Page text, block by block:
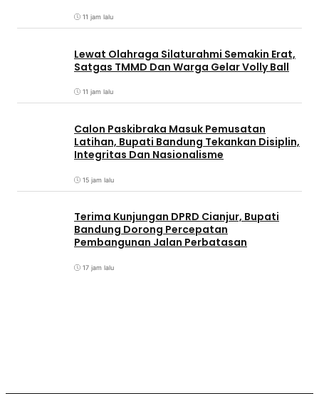
11 jam lalu
Lewat Olahraga Silaturahmi Semakin Erat,
Satgas TMMD Dan Warga Gelar Volly Ball
11 jam lalu
Calon Paskibraka Masuk Pemusatan
Latihan, Bupati Bandung Tekankan Disiplin,
Integritas Dan Nasionalisme
15 jam lalu
Terima Kunjungan DPRD Cianjur, Bupati
Bandung Dorong Percepatan
Pembangunan Jalan Perbatasan
17 jam lalu